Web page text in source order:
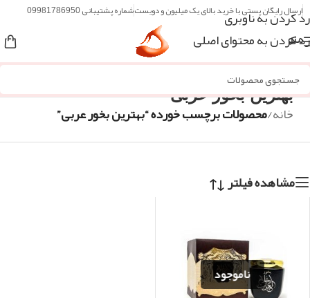
رد کردن به ناوبری
رد کردن به محتوای اصلی
ارسال رایگان پستی با خرید بالای یک میلیون و دویستشماره پشتیبانی 09981786950
منو
بهترین بخور عربی
خانه/محصولات برچسب خورده “بهترین بخور عربی”
مشاهده فیلتر